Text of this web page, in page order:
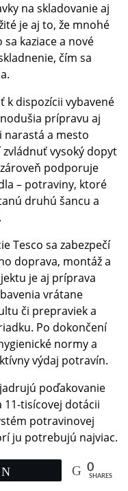
na skladovanie aj
je aj to, že mnohé
kaziace a nové
čím sa
k dispozícii vybavené
prípravu aj
narastá a mesto
vysoký dopyt
podporuje
– potraviny, ktoré
druhú šancu a
Tesco sa zabezpečí
doprava, montáž a
je aj príprava
vrátane
či prepraviek a
Po dokončení
normy a
výdaj potravín.
poďakovanie
11-tisícovej dotácii
potravinovej
ju potrebujú najviac.
0
SHARES